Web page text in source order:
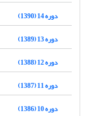
دوره 14 (1390)
دوره 13 (1389)
دوره 12 (1388)
دوره 11 (1387)
دوره 10 (1386)